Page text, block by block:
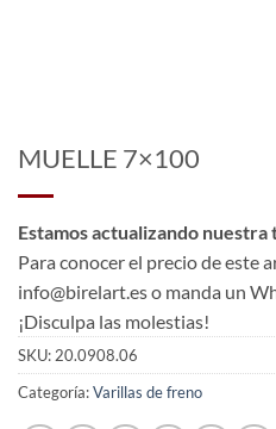
MUELLE 7×100
Estamos actualizando nuestra
Para conocer el precio de este
info@birelart.es o manda un
¡Disculpa las molestias!
SKU: 20.0908.06
Categoría:Varillas de freno